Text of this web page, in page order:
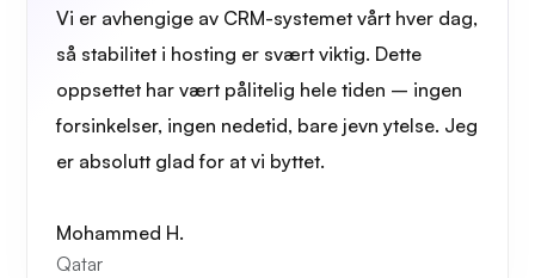
Vi er avhengige av CRM-systemet vårt hver dag,
så stabilitet i hosting er svært viktig. Dette
oppsettet har vært pålitelig hele tiden – ingen
forsinkelser, ingen nedetid, bare jevn ytelse. Jeg
er absolutt glad for at vi byttet.
Mohammed H.
Qatar